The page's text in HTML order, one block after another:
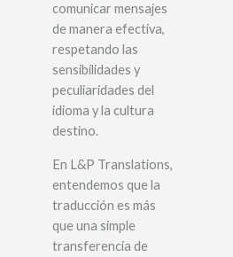
comunicar mensajes
de manera efectiva,
respetando las
sensibilidades y
peculiaridades del
idioma y la cultura
destino.
En L&P Translations,
entendemos que la
traducción es más
que una simple
transferencia de